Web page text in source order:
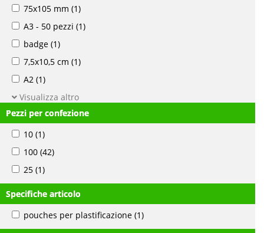
75x105 mm (1)
A3 - 50 pezzi (1)
badge (1)
7,5x10,5 cm (1)
A2 (1)
Visualizza altro
Pezzi per confezione
10 (1)
100 (42)
25 (1)
Specifiche articolo
pouches per plastificazione (1)